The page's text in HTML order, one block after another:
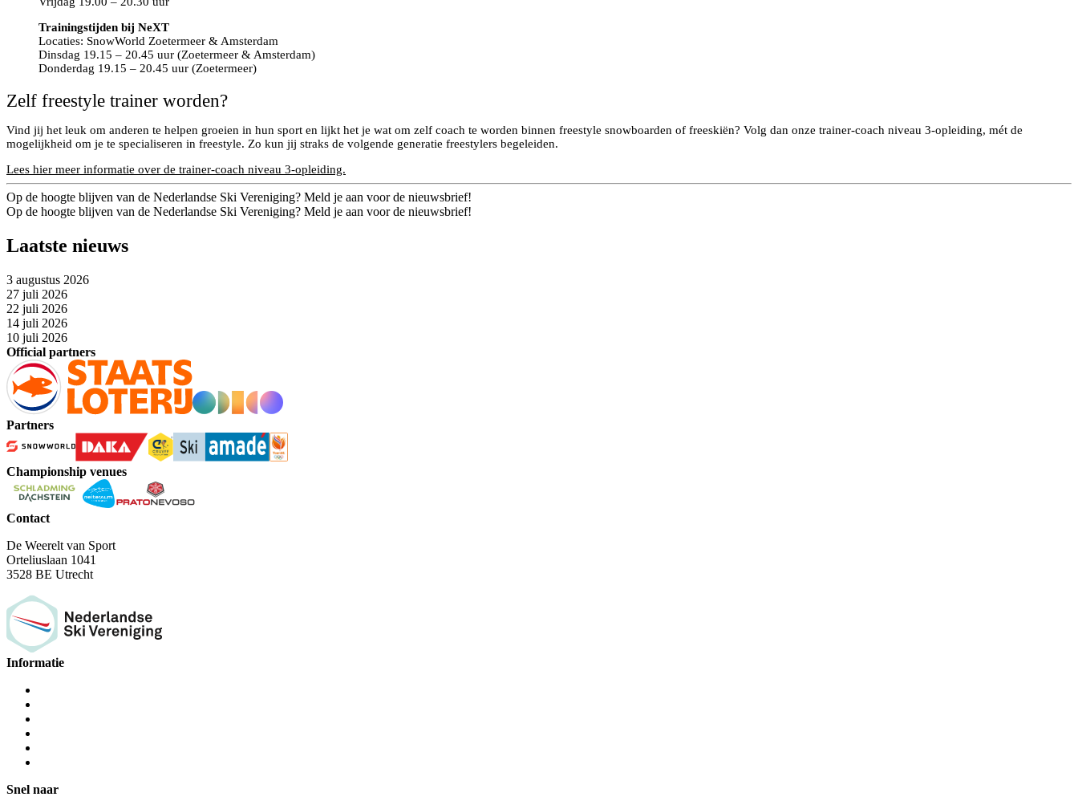
Trainingstijden bij NeXT
Locaties: SnowWorld Zoetermeer & Amsterdam
Dinsdag 19.15 – 20.45 uur (Zoetermeer & Amsterdam)
Donderdag 19.15 – 20.45 uur (Zoetermeer)
Zelf freestyle trainer worden?
Vind jij het leuk om anderen te helpen groeien in hun sport en lijkt het je wat om zelf coach te worden binnen freestyle snowboarden of freeskiën? Volg dan onze trainer-coach niveau 3-opleiding, mét de
mogelijkheid om je te specialiseren in freestyle. Zo kun jij straks de volgende generatie freestylers begeleiden.
Lees hier meer informatie over de trainer-coach niveau 3-opleiding.
Op de hoogte blijven van de Nederlandse Ski Vereniging? Meld je aan voor de nieuwsbrief!
Op de hoogte blijven van de Nederlandse Ski Vereniging? Meld je aan voor de nieuwsbrief!
Laatste nieuws
3 augustus 2026
27 juli 2026
22 juli 2026
14 juli 2026
10 juli 2026
Official partners
Partners
Championship venues
Contact
De Weerelt van Sport
Orteliuslaan 1041
3528 BE Utrecht
Informatie
Snel naar